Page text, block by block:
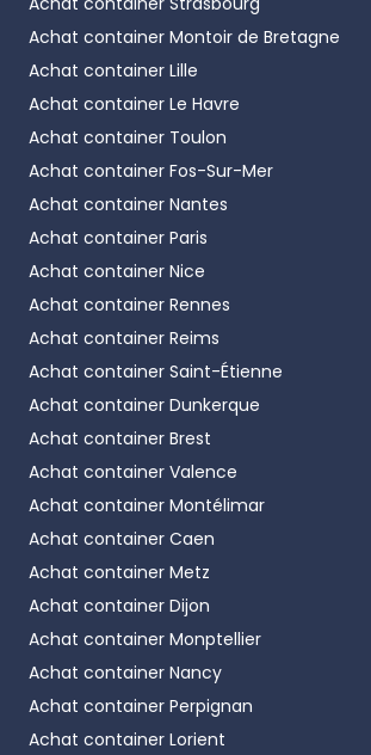
Achat container Montoir de Bretagne
Achat container Lille
Achat container Le Havre
Achat container Toulon
Achat container Fos-Sur-Mer
Achat container Nantes
Achat container Paris
Achat container Nice
Achat container Rennes
Achat container Reims
Achat container Saint-Étienne
Achat container Dunkerque
Achat container Brest
Achat container Valence
Achat container Montélimar
Achat container Caen
Achat container Metz
Achat container Dijon
Achat container Monptellier
Achat container Nancy
Achat container Perpignan
Achat container Lorient